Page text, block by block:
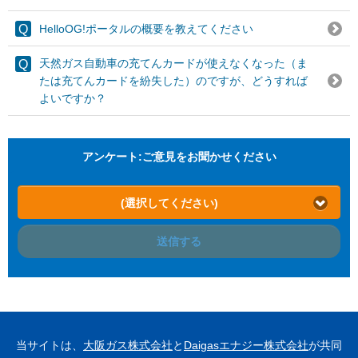
HelloOG!ポータルの概要を教えてください
天然ガス自動車の充てんカードが使えなくなった（ま
たは充てんカードを紛失した）のですが、どうすれば
よいですか？
アンケート:ご意見をお聞かせください
(選択してください)
送信する
当サイトは、 大阪ガス株式会社と Daigasエナジー株式会社が共同